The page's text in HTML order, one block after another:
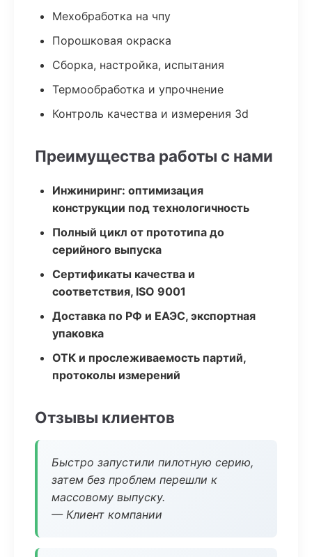
Мехобработка на чпу
Порошковая окраска
Сборка, настройка, испытания
Термообработка и упрочнение
Контроль качества и измерения 3d
Преимущества работы с нами
Инжиниринг: оптимизация
конструкции под технологичность
Полный цикл от прототипа до
серийного выпуска
Сертификаты качества и
соответствия, ISO 9001
Доставка по РФ и ЕАЭС, экспортная
упаковка
ОТК и прослеживаемость партий,
протоколы измерений
Отзывы клиентов
Быстро запустили пилотную серию,
затем без проблем перешли к
массовому выпуску.
— Клиент компании